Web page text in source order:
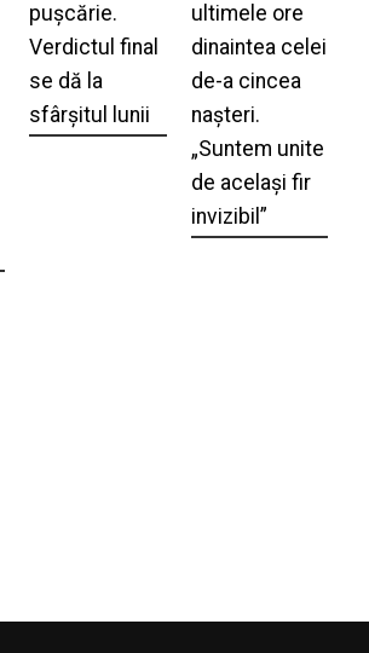
pușcărie.
Verdictul final
se dă la
sfârșitul lunii
ultimele ore
dinaintea celei
de-a cincea
nașteri.
„Suntem unite
de același fir
invizibil”